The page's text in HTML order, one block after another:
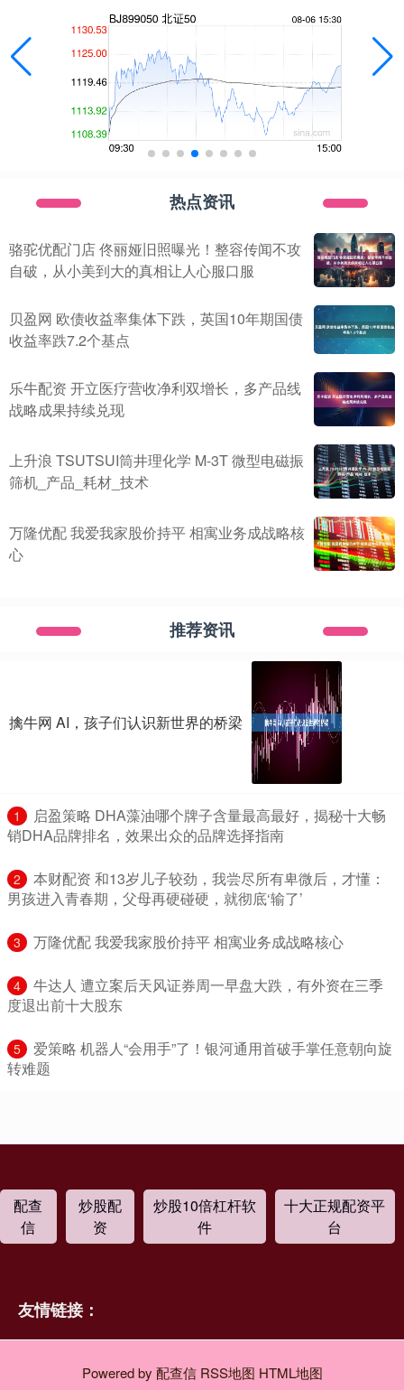
热点资讯
骆驼优配门店 佟丽娅旧照曝光！整容传闻不攻
自破，从小美到大的真相让人心服口服
贝盈网 欧债收益率集体下跌，英国10年期国债
收益率跌7.2个基点
乐牛配资 开立医疗营收净利双增长，多产品线
战略成果持续兑现
上升浪 TSUTSUI筒井理化学 M-3T 微型电磁振
筛机_产品_耗材_技术
万隆优配 我爱我家股价持平 相寓业务成战略核
心
推荐资讯
擒牛网 AI，孩子们认识新世界的桥梁
1
​启盈策略 DHA藻油哪个牌子含量最高最好，揭秘十大畅
销DHA品牌排名，效果出众的品牌选择指南
2
​本财配资 和13岁儿子较劲，我尝尽所有卑微后，才懂：
男孩进入青春期，父母再硬碰硬，就彻底‘输了’
3 ​万隆优配 我爱我家股价持平 相寓业务成战略核心
4
​牛达人 遭立案后天风证券周一早盘大跌，有外资在三季
度退出前十大股东
5
​爱策略 机器人“会用手”了！银河通用首破手掌任意朝向旋
转难题
配查
信
炒股配
资
炒股10倍杠杆软
件
十大正规配资平
台
友情链接：
Powered by 配查信 RSS地图 HTML地图